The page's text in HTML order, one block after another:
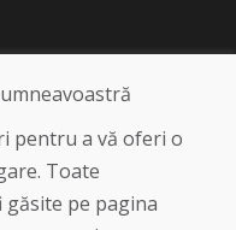
pentru a vă oferi o
Toate
pe pagina